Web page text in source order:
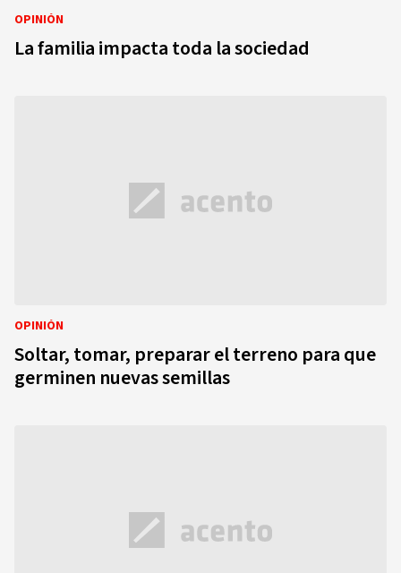
OPINIÓN
La familia impacta toda la sociedad
OPINIÓN
Soltar, tomar, preparar el terreno para que
germinen nuevas semillas